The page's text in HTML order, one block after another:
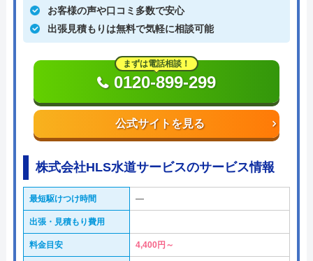
お客様の声や口コミ多数で安心
出張見積もりは無料で気軽に相談可能
公式サイトを見る
まずは電話相談！
0120-899-299
株式会社HLS水道サービスのサービス情報
最短駆けつけ時間 ―
出張・見積もり費用
料金目安 4,400円～